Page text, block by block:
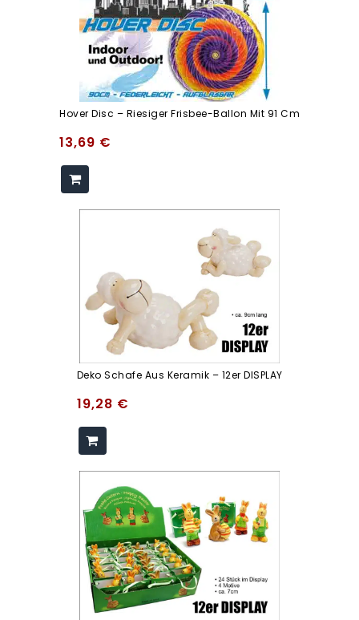
Hover Disc – Riesiger Frisbee-Ballon Mit 91 Cm
13,69 €
Deko Schafe Aus Keramik – 12er DISPLAY
19,28 €